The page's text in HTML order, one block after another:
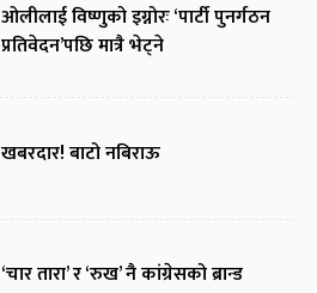
ओलीलाई विष्णुको इग्नोरः ‘पार्टी पुनर्गठन
प्रतिवेदन’पछि मात्रै भेट्ने
खबरदार! बाटो नबिराऊ
‘चार तारा’ र ‘रुख’ नै कांग्रेसको ब्रान्ड